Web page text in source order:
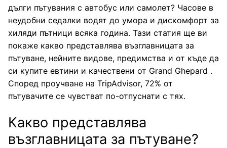
Куфари Полипропилен
Куфари Текстилни
Куфари Поликарбонат
Ученически раници
Малки дамски чанти
Големи дамски чанти
Мъжки чанти
Чанти от естествена кожа
Чанти от текстил и водоустойчиви
Чанти за лаптоп и документи
Дамски портмонета
Мъжки портмонета
Аксесоари за пътуване
Възглавници за пътуване
Пазарски чанти
Кантари
дълги пътувания с автобус или самолет? Часове в
неудобни седалки водят до умора и дискомфорт за
хиляди пътници всяка година. Тази статия ще ви
покаже какво представлява възглавницата за
пътуване, нейните видове, предимства и от къде да
си купите евтини и качествени от Grand Ghepard .
Според проучване на TripAdvisor, 72% от
пътувачите се чувстват по-отпуснати с тях.
Какво представлява
възглавницата за пътуване?